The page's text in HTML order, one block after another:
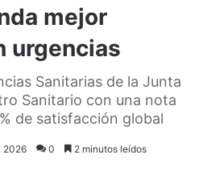
mejor
urgencias
Sanitarias de la Junta
Sanitario con una nota
de satisfacción global
2026 0 2 minutos leídos